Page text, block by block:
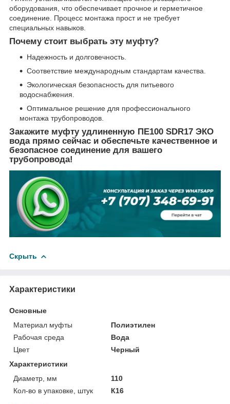
оборудования, что обеспечивает прочное и герметичное
соединение. Процесс монтажа прост и не требует
специальных навыков.
Почему стоит выбрать эту муфту?
Надежность и долговечность.
Соответствие международным стандартам качества.
Экологическая безопасность для питьевого
водоснабжения.
Оптимальное решение для профессионального
монтажа трубопроводов.
Закажите муфту удлиненную ПЕ100 SDR17 ЭКО
вода прямо сейчас и обеспечьте качественное и
безопасное соединение для вашего
трубопровода!
Скрыть
Характеристики
Основные
Материал муфты
Полиэтилен
Рабочая среда
Вода
Цвет
Черный
Характеристики
Диаметр, мм
110
Кол-во в упаковке, штук
К16